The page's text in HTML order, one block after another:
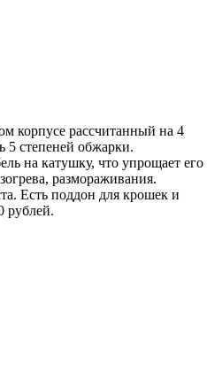
корпусе рассчитанный на 4
5 степеней обжарки.
на катушку, что упрощает его
размораживания.
Есть поддон для крошек и
рублей.